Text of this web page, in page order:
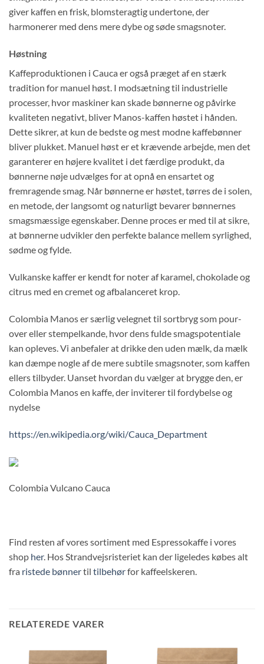
giver kaffen en frisk, blomsteragtig undertone, der
harmonerer med dens mere dybe og søde smagsnoter.
Høstning
Kaffeproduktionen i Cauca er også præget af en stærk
tradition for manuel høst. I modsætning til industrielle
processer, hvor maskiner kan skade bønnerne og påvirke
kvaliteten negativt, bliver Manos-kaffen høstet i hånden.
Dette sikrer, at kun de bedste og mest modne kaffebønner
bliver plukket. Manuel høst er et krævende arbejde, men det
garanterer en højere kvalitet i det færdige produkt, da
bønnerne nøje udvælges for at opnå en ensartet og
fremragende smag. Når bønnerne er høstet, tørres de i solen,
en metode, der langsomt og naturligt bevarer bønnernes
smagsmæssige egenskaber. Denne proces er med til at sikre,
at bønnerne udvikler den perfekte balance mellem syrlighed,
sødme og fylde.
Vulkanske kaffer er kendt for noter af karamel, chokolade og
citrus med en cremet og afbalanceret krop.
Colombia Manos er særlig velegnet til sortbryg som pour-
over eller stempelkande, hvor dens fulde smagspotentiale
kan opleves. Vi anbefaler at drikke den uden mælk, da mælk
kan dæmpe nogle af de mere subtile smagsnoter, som kaffen
ellers tilbyder. Uanset hvordan du vælger at brygge den, er
Colombia Manos en kaffe, der inviterer til fordybelse og
nydelse
https://en.wikipedia.org/wiki/Cauca_Department
Colombia Vulcano Cauca
Find resten af vores sortiment med Espressokaffe i vores
shop her. Hos Strandvejsristeriet kan der ligeledes købes alt
fra ristede bønnertil tilbehørfor kaffeelskeren.
RELATEREDE VARER